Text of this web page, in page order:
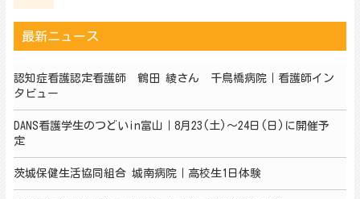
最新ニュース
認知症看護認定看護師 鶴田 綾さん 千鳥橋病院｜看護師イン
タビュー
DANS看護学生のつどいin富山｜8月23(土)～24日(日)に開催予
定
茨城保健生活協同組合 城南病院｜高校生1日体験